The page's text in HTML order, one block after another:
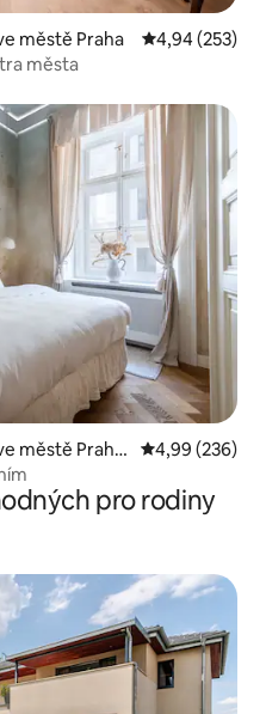
městě Praha Průměrné
4,94 (253)
města
hostů
městě Praha
Průměrné
4,99 (236)
pro rodiny